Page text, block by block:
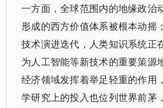
一方面，全球范围内的地缘政治
形成的西方价值体系被根本动摇
技术演进迭代，人类知识系统正
为人工智能等新技术的重要策源
经济领域发挥着举足轻重的作用
学研究上的投入也位列世界前茅